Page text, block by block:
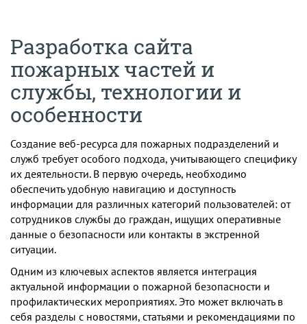
Разработка сайта
пожарных частей и
службы, технологии и
особенности
Создание веб-ресурса для пожарных подразделений и
служб требует особого подхода, учитывающего специфику
их деятельности. В первую очередь, необходимо
обеспечить удобную навигацию и доступность
информации для различных категорий пользователей: от
сотрудников службы до граждан, ищущих оперативные
данные о безопасности или контакты в экстренной
ситуации.
Одним из ключевых аспектов является интеграция
актуальной информации о пожарной безопасности и
профилактических мероприятиях. Это может включать в
себя разделы с новостями, статьями и рекомендациями по